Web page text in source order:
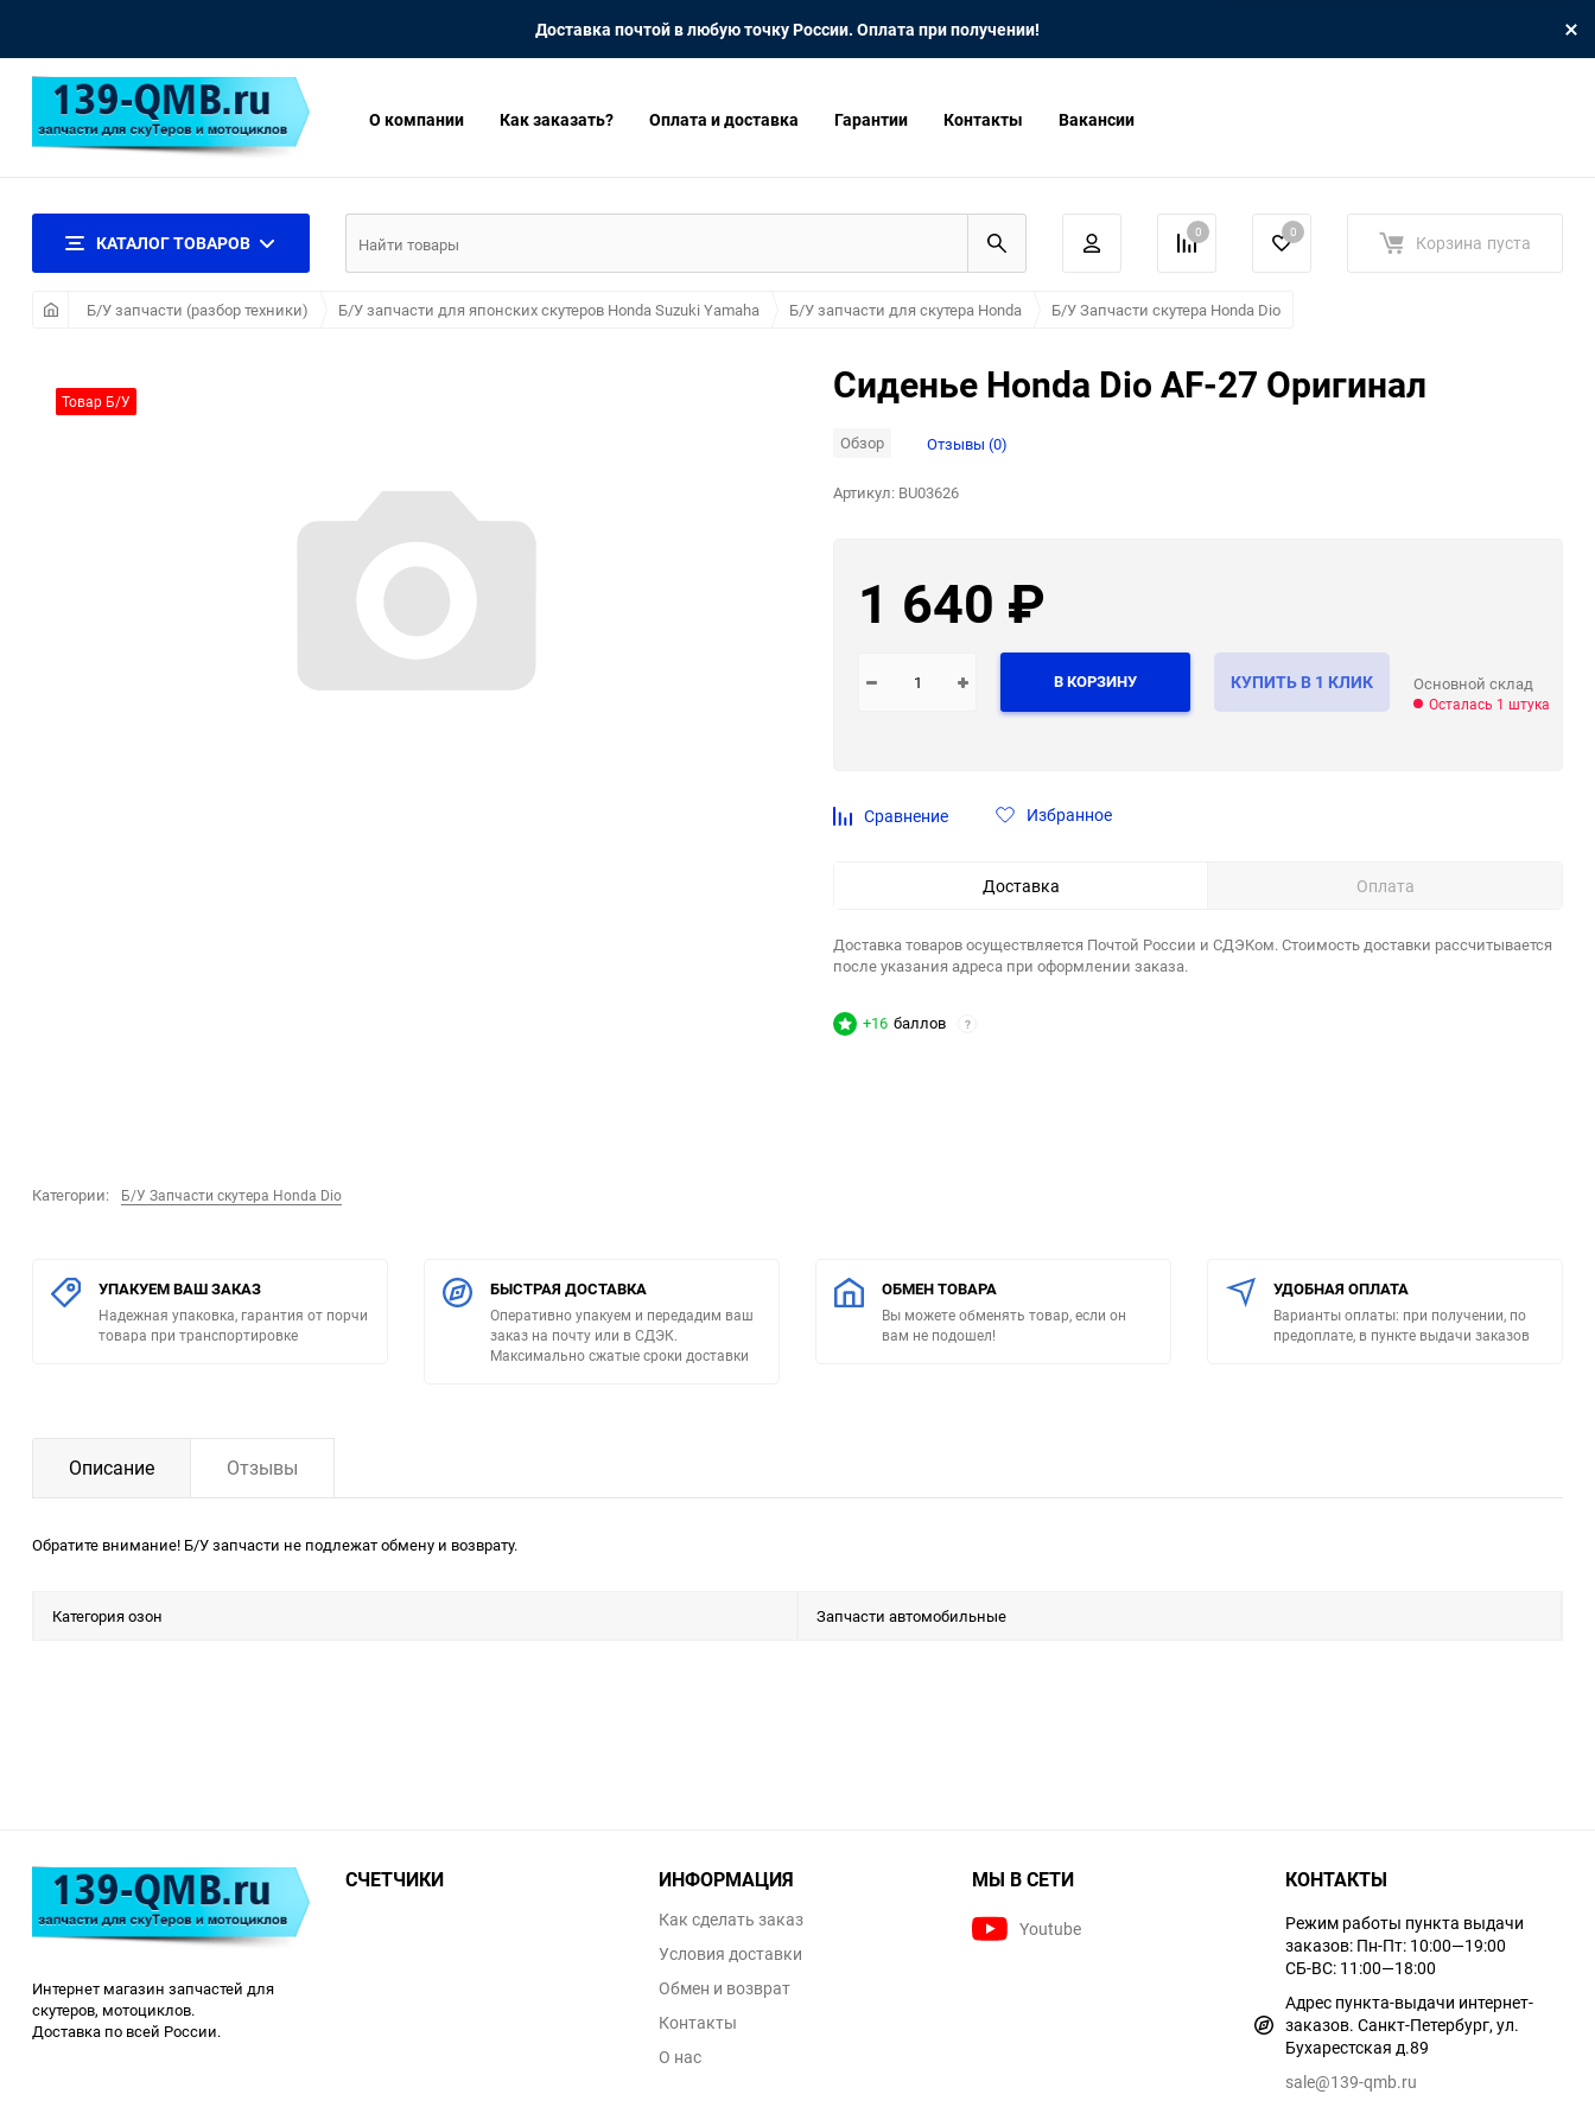
Доставка почтой в любую точку России. Оплата при получении!
О компании Как заказать? Оплата и доставка Гарантии Контакты Вакансии
КАТАЛОГ ТОВАРОВ 0 0 Корзина пуста
Б/У запчасти (разбор техники) Б/У запчасти для японских скутеров Honda Suzuki Yamaha Б/У запчасти для скутера Honda Б/У Запчасти скутера Honda Dio
Товар Б/У
Категории: Б/У Запчасти скутера Honda Dio
Сиденье Honda Dio AF-27 Оригинал
Обзор Отзывы (0)
Артикул: BU03626
1 640 ₽
В КОРЗИНУ КУПИТЬ В 1 КЛИК Основной склад
Осталась 1 штука
Сравнение Избранное
Доставка Оплата
Доставка товаров осуществляется Почтой России и СДЭКом. Стоимость доставки рассчитывается
после указания адреса при оформлении заказа.
+16 баллов ?
УПАКУЕМ ВАШ ЗАКАЗ
Надежная упаковка, гарантия от порчи
товара при транспортировке
БЫСТРАЯ ДОСТАВКА
Оперативно упакуем и передадим ваш
заказ на почту или в СДЭК.
Максимально сжатые сроки доставки
ОБМЕН ТОВАРА
Вы можете обменять товар, если он
вам не подошел!
УДОБНАЯ ОПЛАТА
Варианты оплаты: при получении, по
предоплате, в пункте выдачи заказов
Описание Отзывы
Обратите внимание! Б/У запчасти не подлежат обмену и возврату.
Категория озон Запчасти автомобильные
Интернет магазин запчастей для
скутеров, мотоциклов.
Доставка по всей России.
СЧЕТЧИКИ ИНФОРМАЦИЯ
Как сделать заказ
Условия доставки
Обмен и возврат
Контакты
О нас
МЫ В СЕТИ
Youtube
КОНТАКТЫ
Режим работы пункта выдачи
заказов: Пн-Пт: 10:00—19:00
СБ-ВС: 11:00—18:00
Адрес пункта-выдачи интернет-
заказов. Санкт-Петербург, ул.
Бухарестская д.89
sale@139-qmb.ru